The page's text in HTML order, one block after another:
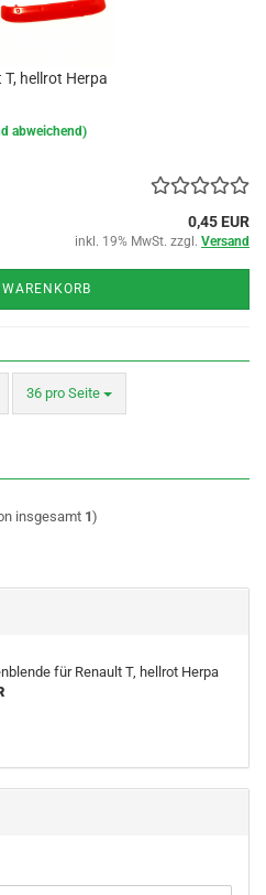
hellrot Herpa
abweichend)
0,45 EUR
inkl. 19% MwSt. zzgl. Versand
WARENKORB
36 pro Seite
pro Seite
insgesamt 1)
für Renault T, hellrot Herpa